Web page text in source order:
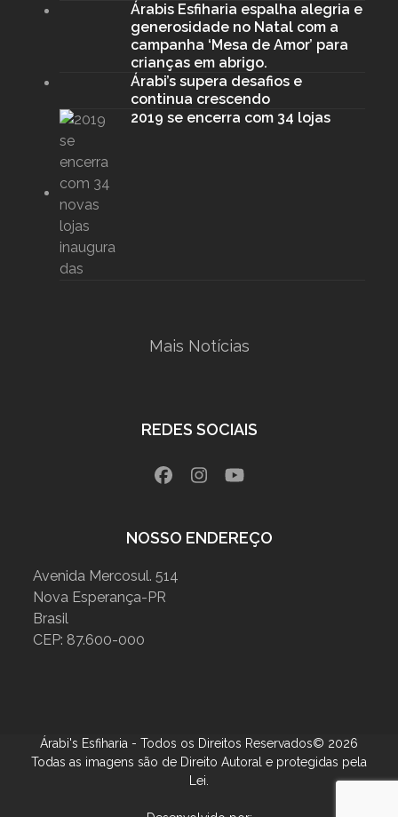
Árabis Esfiharia espalha alegria e
generosidade no Natal com a
campanha ‘Mesa de Amor’ para
crianças em abrigo.
Árabi’s supera desafios e
continua crescendo
2019 se encerra com 34 lojas
Mais Notícias
REDES SOCIAIS
Facebook
Instagram
YouTube
NOSSO ENDEREÇO
Avenida Mercosul. 514
Nova Esperança-PR
Brasil
CEP: 87.600-000
Árabi's Esfiharia - Todos os Direitos Reservados© 2026
Todas as imagens são de Direito Autoral e protegidas pela
Lei.